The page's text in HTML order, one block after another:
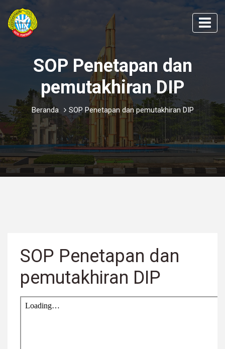
SOP Penetapan dan
pemutakhiran DIP
Beranda SOP Penetapan dan pemutakhiran DIP
SOP Penetapan dan
pemutakhiran DIP